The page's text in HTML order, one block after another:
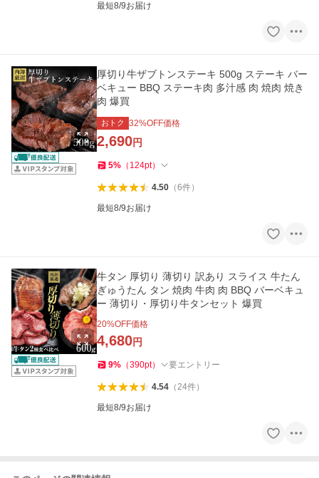
最短8/9お届け
厚切り牛ザブトンステーキ 500g ステーキ バー
ベキュー BBQ ステーキ肉 多汁感 肉 焼肉 焼き
肉 爆買
おトク 32%OFF価格
2,690円
5% （ 124pt）
4.50（6件）
最短8/9お届け
牛タン 厚切り 薄切り 訳あり スライス 牛たん
ぎゅうたん タン 焼肉 牛肉 肉 BBQ バーベキュ
ー 薄切り・厚切り牛タンセット 爆買
20%OFF価格
4,680円
9% （390pt） 要エントリー
4.54（24件）
最短8/9お届け